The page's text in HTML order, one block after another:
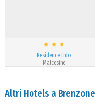
Residence Lido
Malcesine
Altri Hotels a Brenzone